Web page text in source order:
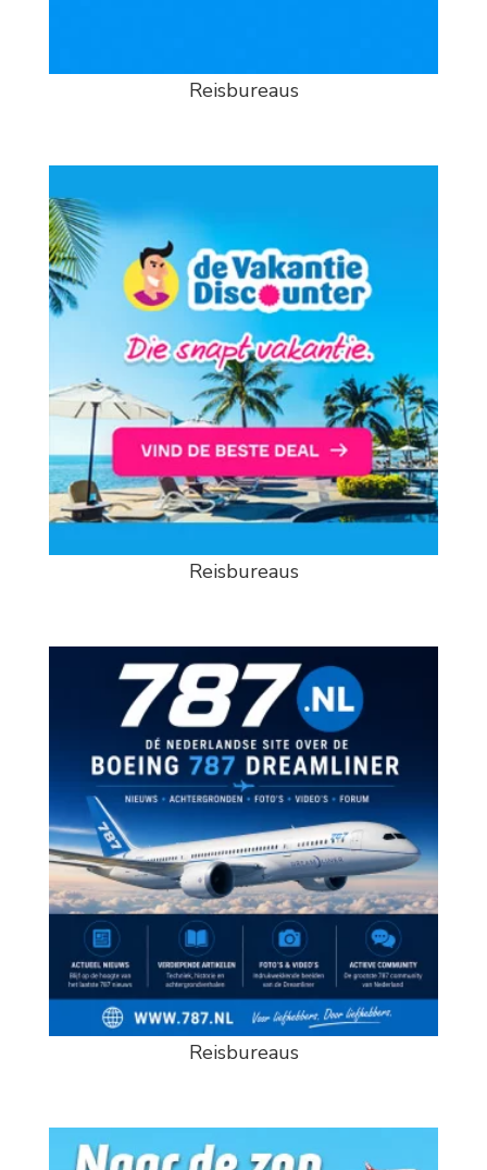
Reisbureaus
Reisbureaus
Reisbureaus